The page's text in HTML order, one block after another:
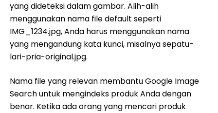
yang dideteksi dalam gambar. Alih-alih
menggunakan nama file default seperti
IMG_1234.jpg, Anda harus menggunakan nama
yang mengandung kata kunci, misalnya sepatu-
lari-pria-original.jpg.
Nama file yang relevan membantu Google Image
Search untuk mengindeks produk Anda dengan
benar. Ketika ada orang yang mencari produk